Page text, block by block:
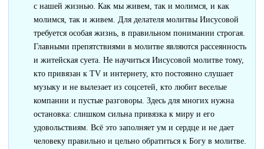
с нашей жизнью. Как мы живем, так и молимся, и как
молимся, так и живем. Для делателя молитвы Иисусовой
требуется особая жизнь, в правильном понимании строгая.
Главными препятствиями в молитве являются рассеянность
и житейская суета. Не научиться Иисусовой молитве тому,
кто привязан к TV и интернету, кто постоянно слушает
музыку и не вылезает из соцсетей, кто любит веселые
компании и пустые разговоры. Здесь для многих нужна
остановка: слишком сильна привязка к миру и его
удовольствиям. Всё это заполняет ум и сердце и не дает
человеку правильно и цельно обратиться к Богу в молитве.